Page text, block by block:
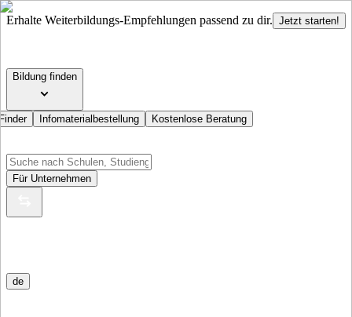
Erhalte Weiterbildungs-Empfehlungen passend zu dir. Jetzt starten!
Bildung finden
Infomaterialbestellung Kostenlose Beratung
Für Unternehmen
de